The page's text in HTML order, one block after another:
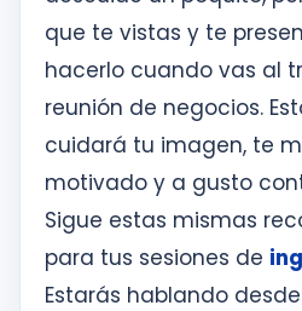
que te vistas y te
hacerlo cuando vas al
reunión de negocios.
cuidará tu imagen, te
motivado y a gusto
Sigue estas mismas
para tus sesiones de
Estarás hablando